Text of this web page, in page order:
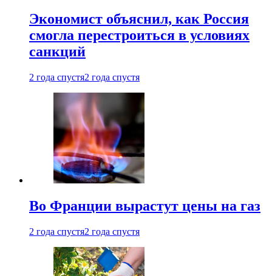
Экономист объяснил, как Россия
смогла перестроиться в условиях
санкций
2 года спустя2 года спустя
Во Франции вырастут цены на газ
2 года спустя2 года спустя